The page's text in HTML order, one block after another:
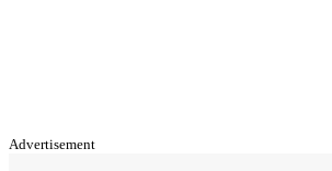
Advertisement